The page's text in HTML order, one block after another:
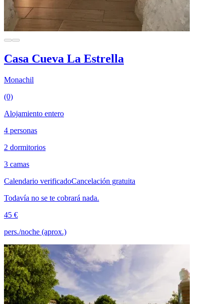
Casa Cueva La Estrella
Monachil
(0)
Alojamiento entero
4 personas
2 dormitorios
3 camas
Calendario verificadoCancelación gratuita
Todavía no se te cobrará nada.
45 €
pers./noche (aprox.)